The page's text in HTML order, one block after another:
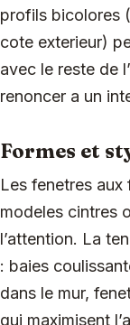
profils bicolores
cote exterieur)
avec le reste de
renoncer a un
Formes et
Les fenetres aux
modeles cintres
l’attention. La
: baies
dans le mur,
qui maximisent